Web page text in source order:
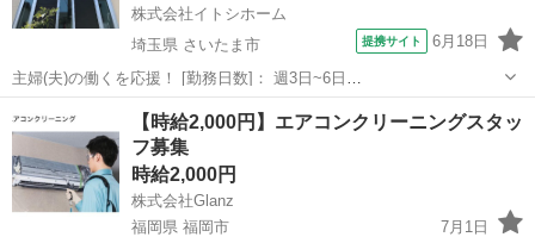
株式会社イトシホーム
埼玉県 さいたま市
提携サイト 6月18日
主婦(夫)の働くを応援！ [勤務日数]： 週3日~6日
08:30~16:30/09:00~17:00 月/火/水/木/金/土 などから選べます [勤務
地・最寄駅]： 埼玉県さいたま市岩槻区岩槻6915-5 株式会社イト...
さいたま市
【時給2,000円】エアコンクリーニングスタッ
フ募集
時給2,000円
株式会社Glanz
福岡県 福岡市
7月1日